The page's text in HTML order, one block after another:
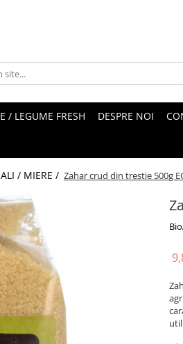
/ LEGUME FRESH DESPRE NOI
/ MIERE / Zahar crud din trestie 500g